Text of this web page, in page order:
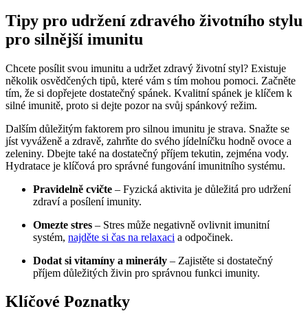
Tipy pro udržení zdravého životního stylu
pro silnější imunitu
Chcete posílit svou imunitu a udržet zdravý životní styl? Existuje
několik osvědčených tipů, které vám s tím mohou pomoci. Začněte
tím, že si dopřejete dostatečný spánek. Kvalitní spánek je klíčem k
silné imunitě, proto si dejte pozor na svůj spánkový režim.
Dalším důležitým faktorem pro silnou imunitu je strava. Snažte se
jíst vyváženě a zdravě, zahrňte do svého jídelníčku hodně ovoce a
zeleniny. Dbejte také na dostatečný příjem tekutin, zejména vody.
Hydratace je klíčová pro správné fungování imunitního systému.
Pravidelně cvičte – Fyzická aktivita je důležitá pro udržení
zdraví a posílení imunity.
Omezte stres – Stres může negativně ovlivnit imunitní
systém, najděte si čas na relaxaci a odpočinek.
Dodat si vitamíny a minerály – Zajistěte si dostatečný
příjem důležitých živin pro správnou funkci imunity.
Klíčové Poznatky